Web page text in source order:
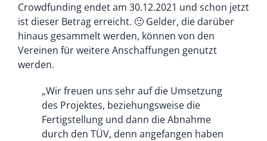
Crowdfunding endet am 30.12.2021 und schon jetzt
ist dieser Betrag erreicht. 🙂 Gelder, die darüber
hinaus gesammelt werden, können von den
Vereinen für weitere Anschaffungen genutzt
werden.
„Wir freuen uns sehr auf die Umsetzung
des Projektes, beziehungsweise die
Fertigstellung und dann die Abnahme
durch den TÜV, denn angefangen haben